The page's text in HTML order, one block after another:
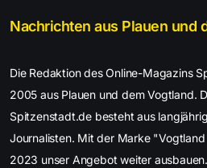
Nachrichten aus Plauen und
Die Redaktion des Online-Magazins
2005 aus Plauen und dem Vogtland.
Spitzenstadt.de besteht aus
Journalisten. Mit der Marke
2023 unser Angebot weiter